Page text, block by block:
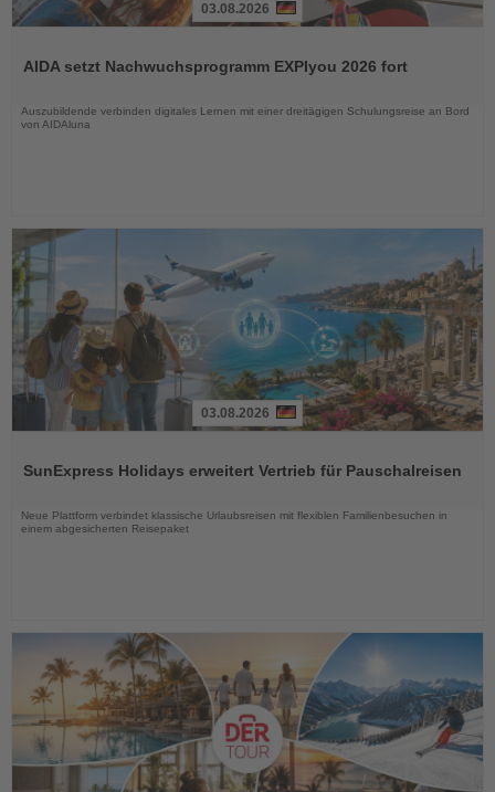
die
03.08.2026
AIDA setzt Nachwuchsprogramm EXPIyou 2026 fort
Auszubildende verbinden digitales Lernen mit einer dreitägigen Schulungsreise an Bord
von AIDAluna
die
03.08.2026
SunExpress Holidays erweitert Vertrieb für Pauschalreisen
Neue Plattform verbindet klassische Urlaubsreisen mit flexiblen Familienbesuchen in
einem abgesicherten Reisepaket